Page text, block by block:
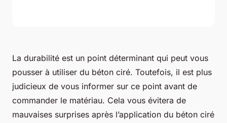
La durabilité est un point déterminant qui peut vous
pousser à utiliser du béton ciré. Toutefois, il est plus
judicieux de vous informer sur ce point avant de
commander le matériau. Cela vous évitera de
mauvaises surprises après l’application du béton ciré